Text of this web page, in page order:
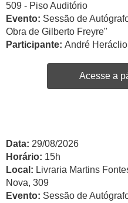
509 - Piso Auditório
Evento: Sessão de
Obra de Gilberto Freyre"
Participante: André
Acesse a
Data: 29/08/2026
Horário: 15h
Local: Livraria Martins
Nova, 309
Evento: Sessão de